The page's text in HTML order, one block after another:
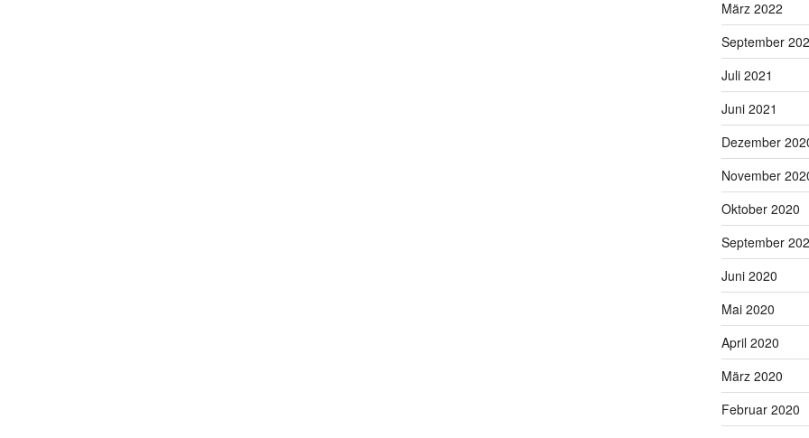
März 2022
September
Juli 2021
Juni 2021
Dezember
November
Oktober 2020
September
Juni 2020
Mai 2020
April 2020
März 2020
Februar 2020